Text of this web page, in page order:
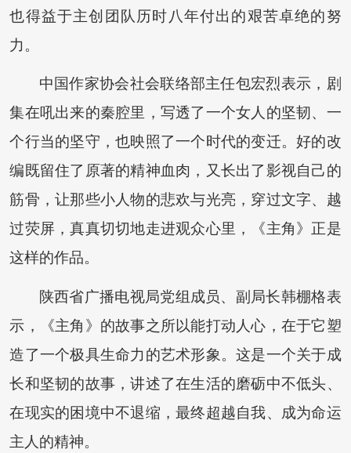
也得益于主创团队历时八年付出的艰苦卓绝的努
力。
中国作家协会社会联络部主任包宏烈表示，剧
集在吼出来的秦腔里，写透了一个女人的坚韧、一
个行当的坚守，也映照了一个时代的变迁。好的改
编既留住了原著的精神血肉，又长出了影视自己的
筋骨，让那些小人物的悲欢与光亮，穿过文字、越
过荧屏，真真切切地走进观众心里，《主角》正是
这样的作品。
陕西省广播电视局党组成员、副局长韩棚格表
示，《主角》的故事之所以能打动人心，在于它塑
造了一个极具生命力的艺术形象。这是一个关于成
长和坚韧的故事，讲述了在生活的磨砺中不低头、
在现实的困境中不退缩，最终超越自我、成为命运
主人的精神。